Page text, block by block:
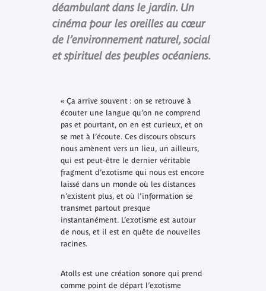
déambulant dans le jardin. Un
cinéma pour les oreilles au cœur
de l’environnement naturel, social
et spirituel des peuples océaniens.
« Ça arrive souvent : on se retrouve à
écouter une langue qu’on ne comprend
pas et pourtant, on en est curieux, et on
se met à l’écoute. Ces discours obscurs
nous amènent vers un lieu, un ailleurs,
qui est peut-être le dernier véritable
fragment d’exotisme qui nous est encore
laissé dans un monde où les distances
n’existent plus, et où l’information se
transmet partout presque
instantanément. L’exotisme est autour
de nous, et il est en quête de nouvelles
racines.
Atolls est une création sonore qui prend
comme point de départ l’exotisme